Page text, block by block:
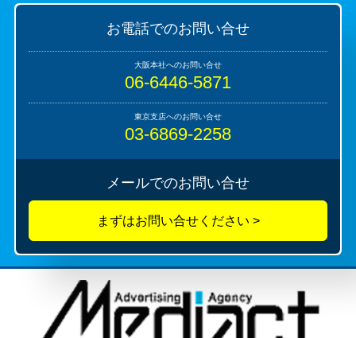
お電話でのお問い合せ
06-6446-5871
03-6869-2258
メールでのお問い合せ